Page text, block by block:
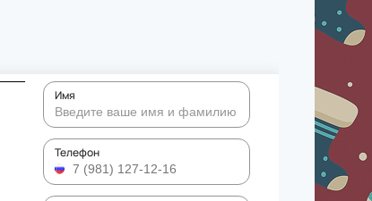
Имя
Телефон